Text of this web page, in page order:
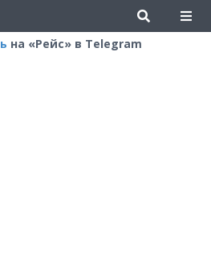
на «Рейс» в Telegram